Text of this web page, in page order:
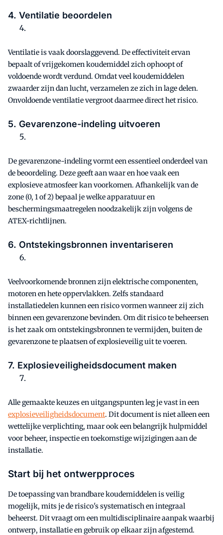
4. Ventilatie beoordelen
Ventilatie is vaak doorslaggevend. De effectiviteit ervan
bepaalt of vrijgekomen koudemiddel zich ophoopt of
voldoende wordt verdund. Omdat veel koudemiddelen
zwaarder zijn dan lucht, verzamelen ze zich in lage delen.
Onvoldoende ventilatie vergroot daarmee direct het risico.
5. Gevarenzone-indeling uitvoeren
De gevarenzone-indeling vormt een essentieel onderdeel van
de beoordeling. Deze geeft aan waar en hoe vaak een
explosieve atmosfeer kan voorkomen. Afhankelijk van de
zone (0, 1 of 2) bepaal je welke apparatuur en
beschermingsmaatregelen noodzakelijk zijn volgens de
ATEX-richtlijnen.
6. Ontstekingsbronnen inventariseren
Veelvoorkomende bronnen zijn elektrische componenten,
motoren en hete oppervlakken. Zelfs standaard
installatiedelen kunnen een risico vormen wanneer zij zich
binnen een gevarenzone bevinden. Om dit risico te beheersen
is het zaak om ontstekingsbronnen te vermijden, buiten de
gevarenzone te plaatsen of explosieveilig uit te voeren.
7. Explosieveiligheidsdocument maken
Alle gemaakte keuzes en uitgangspunten leg je vast in een
explosieveiligheidsdocument. Dit document is niet alleen een
wettelijke verplichting, maar ook een belangrijk hulpmiddel
voor beheer, inspectie en toekomstige wijzigingen aan de
installatie.
Start bij het ontwerpproces
De toepassing van brandbare koudemiddelen is veilig
mogelijk, mits je de risico's systematisch en integraal
beheerst. Dit vraagt om een multidisciplinaire aanpak waarbij
ontwerp, installatie en gebruik op elkaar zijn afgestemd.